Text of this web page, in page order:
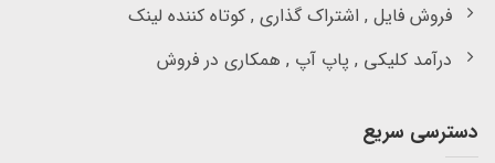
فروش فایل , اشتراک گذاری , کوتاه کننده لینک
درآمد کلیکی , پاپ آپ , همکاری در فروش
دسترسی سریع